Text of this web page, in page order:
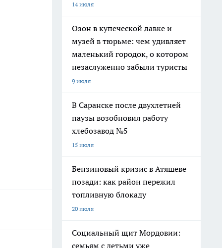
14 июля
Озон в купеческой лавке и
музей в тюрьме: чем удивляет
маленький городок, о котором
незаслуженно забыли туристы
9 июля
В Саранске после двухлетней
паузы возобновил работу
хлебозавод №5
15 июля
Бензиновый кризис в Атяшеве
позади: как район пережил
топливную блокаду
20 июля
Социальный щит Мордовии:
семьям с детьми уже